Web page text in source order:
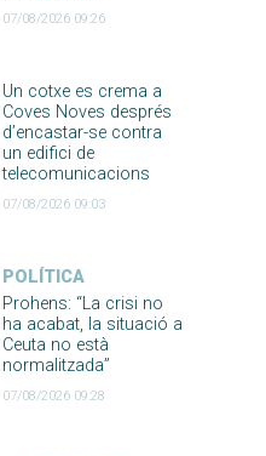
07/08/2026 09:26
Un cotxe es crema a
Coves Noves després
d’encastar-se contra
un edifici de
telecomunicacions
07/08/2026 09:03
POLÍTICA
Prohens: “La crisi no
ha acabat, la situació a
Ceuta no està
normalitzada”
07/08/2026 09:28